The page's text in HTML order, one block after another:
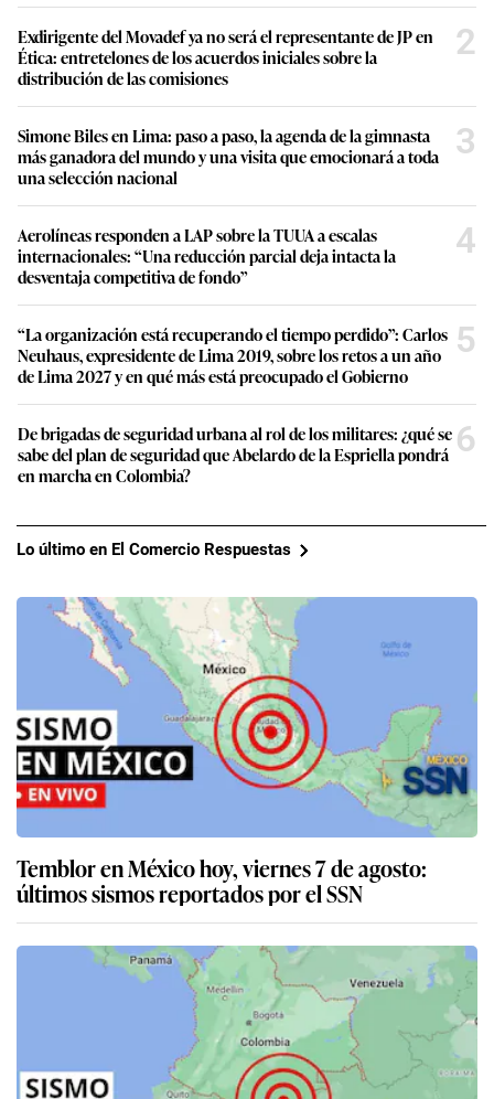
Exdirigente del Movadef ya no será el representante de JP en
Ética: entretelones de los acuerdos iniciales sobre la
distribución de las comisiones
2
Simone Biles en Lima: paso a paso, la agenda de la gimnasta
más ganadora del mundo y una visita que emocionará a toda
una selección nacional
3
Aerolíneas responden a LAP sobre la TUUA a escalas
internacionales: “Una reducción parcial deja intacta la
desventaja competitiva de fondo”
4
“La organización está recuperando el tiempo perdido”: Carlos
Neuhaus, expresidente de Lima 2019, sobre los retos a un año
de Lima 2027 y en qué más está preocupado el Gobierno
5
De brigadas de seguridad urbana al rol de los militares: ¿qué se
sabe del plan de seguridad que Abelardo de la Espriella pondrá
en marcha en Colombia?
6
Lo último en El Comercio Respuestas
Temblor en México hoy, viernes 7 de agosto:
últimos sismos reportados por el SSN